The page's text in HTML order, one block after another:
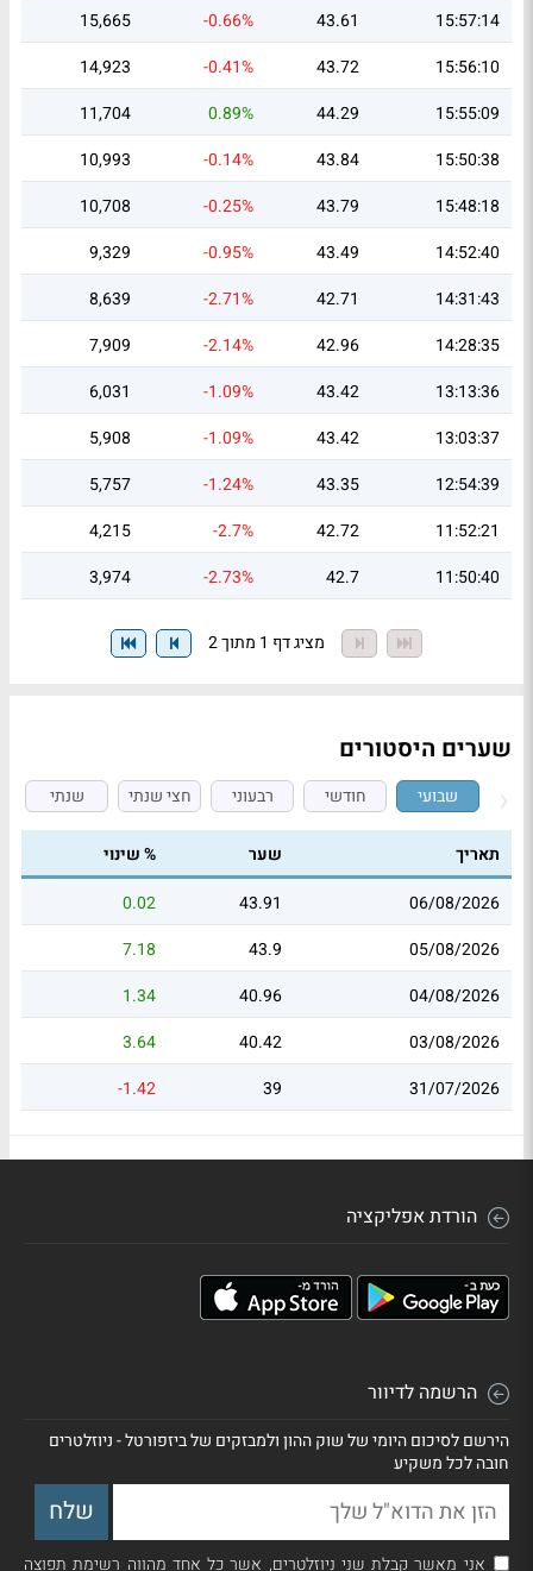
15:57:14
43.61
-0.66%
15,665
15:56:10
43.72
-0.41%
14,923
15:55:09
44.29
0.89%
11,704
15:50:38
43.84
-0.14%
10,993
15:48:18
43.79
-0.25%
10,708
14:52:40
43.49
-0.95%
9,329
14:31:43
42.71
-2.71%
8,639
14:28:35
42.96
-2.14%
7,909
13:13:36
43.42
-1.09%
6,031
13:03:37
43.42
-1.09%
5,908
12:54:39
43.35
-1.24%
5,757
11:52:21
42.72
-2.7%
4,215
11:50:40
42.7
-2.73%
3,974
מציג דף 1 מתוך 2
שערים היסטורים
שבועי חודשי רבעוני חצי שנתי שנתי
תאריך שער
% שינוי
06/08/2026
43.91
0.02
05/08/2026
43.9
7.18
04/08/2026
40.96
1.34
03/08/2026
40.42
3.64
31/07/2026
39
-1.42
הורדת אפליקציה
הרשמה לדיוור
הירשם לסיכום היומי של שוק ההון ולמבזקים של ביזפורטל - ניוזלטרים
חובה לכל משקיע
אני מאשר קבלת שני ניוזלטרים, אשר כל אחד מהווה רשימת תפוצה